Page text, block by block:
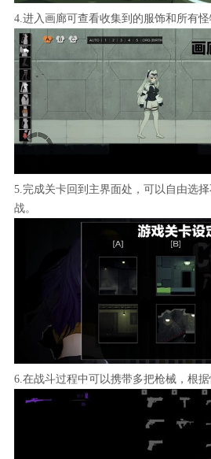
4.进入画廊可查看收集到的服饰和所有怪
5.完成关卡回到主界面处，可以自由选
战。
6.在战斗过程中可以携带多把枪械，根据